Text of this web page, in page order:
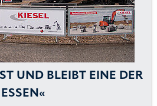
UND BLEIBT EINE DER